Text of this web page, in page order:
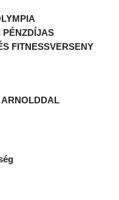
PÉNZDÍJAS
FITNESSVERSENY